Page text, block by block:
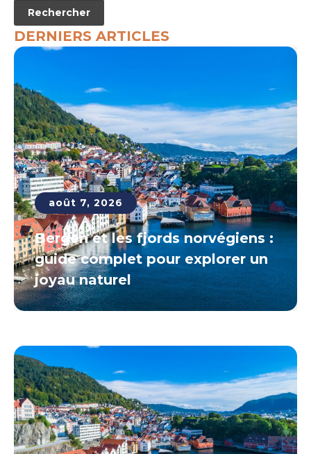
DERNIERS ARTICLES
août 7, 2026
Bergen et les fjords norvégiens :
guide complet pour explorer un
joyau naturel